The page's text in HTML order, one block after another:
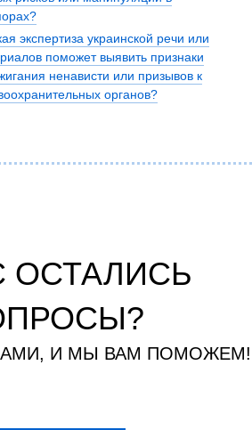
экспертиза украинской речи или
поможет выявить признаки
ненависти или призывов к
органов?
ОСТАЛИСЬ
И МЫ ВАМ ПОМОЖЕМ!